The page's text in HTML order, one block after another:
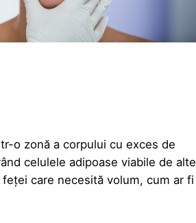
o zonă a corpului cu exces de
celulele adipoase viabile de alte
care necesită volum, cum ar fi